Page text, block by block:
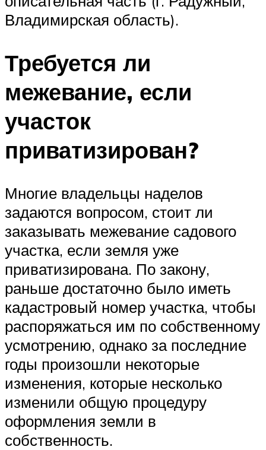
Владимирская область).
Требуется ли
межевание, если
участок
приватизирован?
Многие владельцы наделов
задаются вопросом, стоит ли
заказывать межевание садового
участка, если земля уже
приватизирована. По закону,
раньше достаточно было иметь
кадастровый номер участка, чтобы
распоряжаться им по собственному
усмотрению, однако за последние
годы произошли некоторые
изменения, которые несколько
изменили общую процедуру
оформления земли в
собственность.